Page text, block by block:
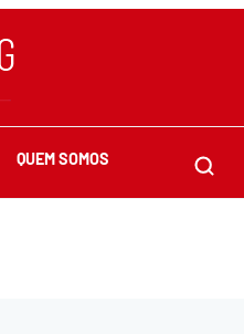
QUEM SOMOS